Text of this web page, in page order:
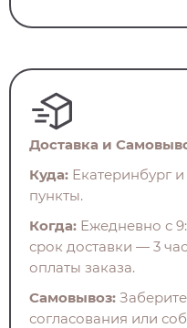
Доставка и
Куда: Екатеринбург
пункты.
Когда: Ежедневно с
срок доставки — 3
оплаты заказа.
Самовывоз:
согласования или